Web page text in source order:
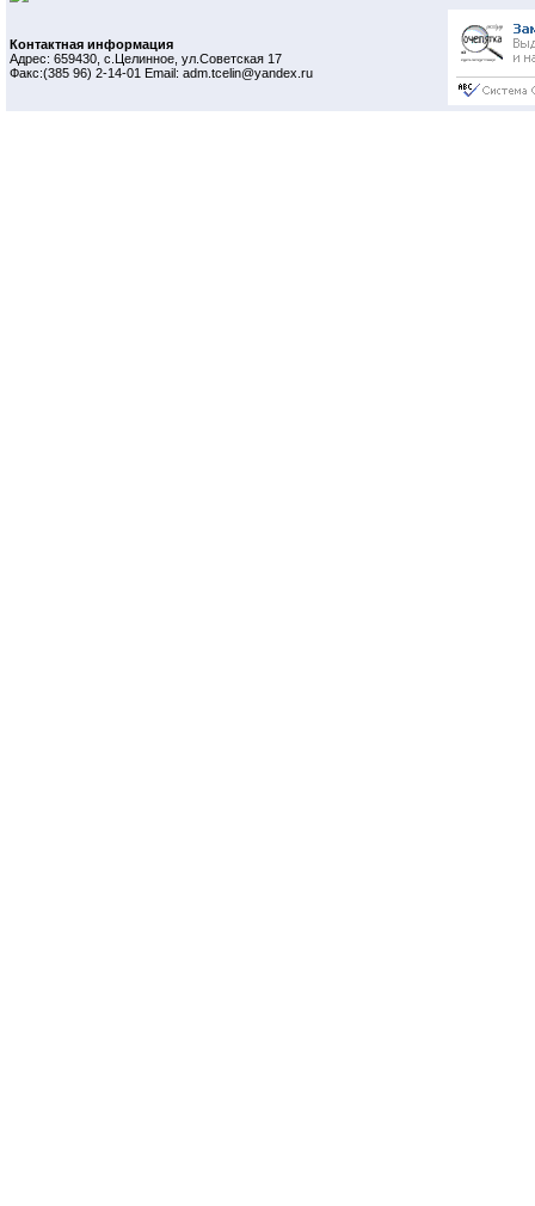
Контактная информация
Адрес: 659430, с.Целинное, ул.Советская 17
Факс:(385 96) 2-14-01 Email: adm.tcelin@yandex.ru